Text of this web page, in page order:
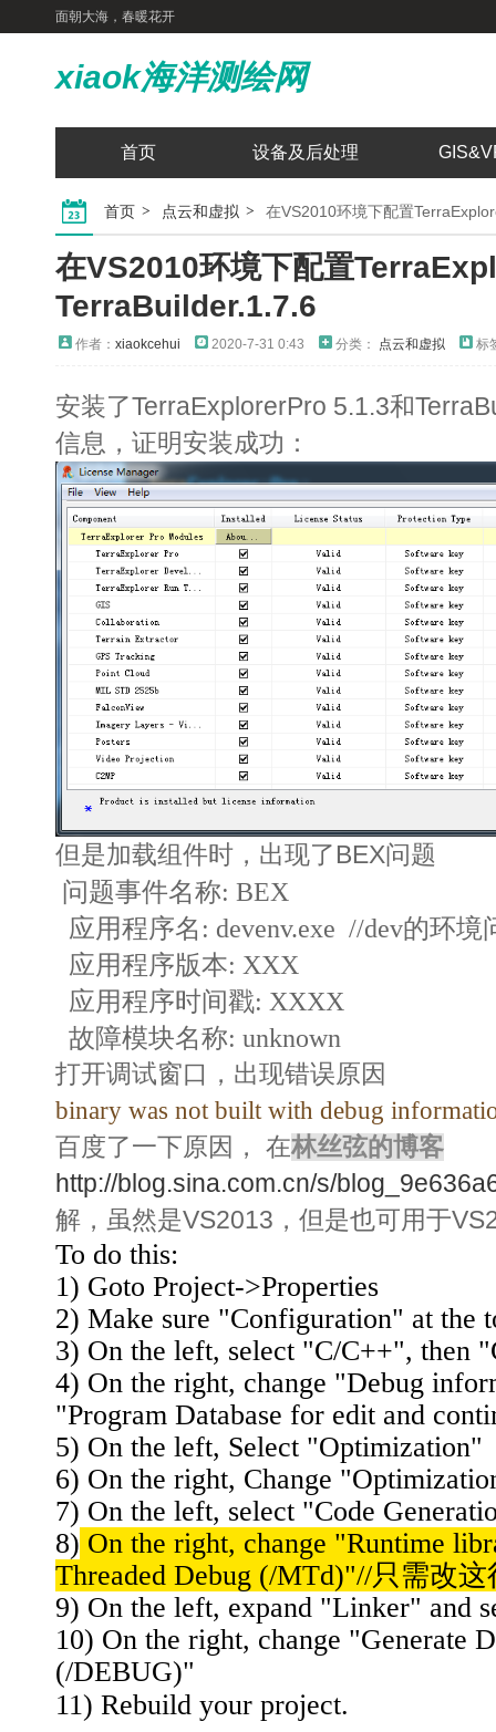
面朝大海，春暖花开
xiaok海洋测绘网
首页 设备及后处理
首页 点云和虚拟 在VS2010环境下配置
在VS2010环境下配置
TerraBuilder.1.7.6
作者： xiaokcehui 2020-7-31 0:43 分类： 点云和虚拟 标
安装了TerraExplorerPro 5.1.3和
信息，证明安装成功：
但是加载组件时，出现了BEX问题
问题事件名称: BEX
应用程序名: devenv.exe //dev的环境
应用程序版本: XXX
应用程序时间戳: XXXX
故障模块名称: unknown
打开调试窗口，出现错误原因
binary was not built with debug
百度了一下原因， 在林丝弦的博客
http://blog.sina.com.cn/s/
解，虽然是VS2013，但是也可用于
To do this:
1) Goto Project->Properties
2) Make sure "Configuration" at the
3) On the left, select "C/C++", then
4) On the right, change "Debug
"Program Database for edit and
5) On the left, Select "Optimization"
6) On the right, Change
7) On the left, select "Code
8) On the right, change "Runtime
Threaded Debug (/MTd)"//只需改
9) On the left, expand "Linker" and
10) On the right, change "Generate
(/DEBUG)"
11) Rebuild your project.